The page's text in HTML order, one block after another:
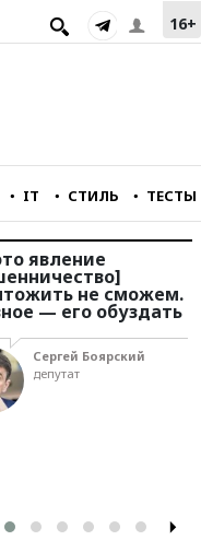
16+
IT СТИЛЬ ТЕСТЫ
явление
не сможем.
— его обуздать
Сергей Боярский
депутат